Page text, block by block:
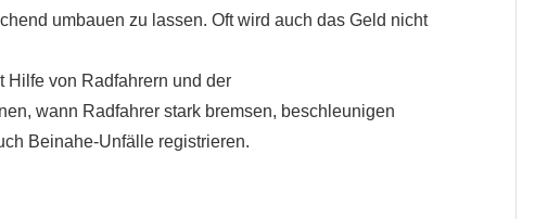
umbauen zu lassen. Oft wird auch das Geld nicht
Hilfe von Radfahrern und der
wann Radfahrer stark bremsen, beschleunigen
Beinahe-Unfälle registrieren.